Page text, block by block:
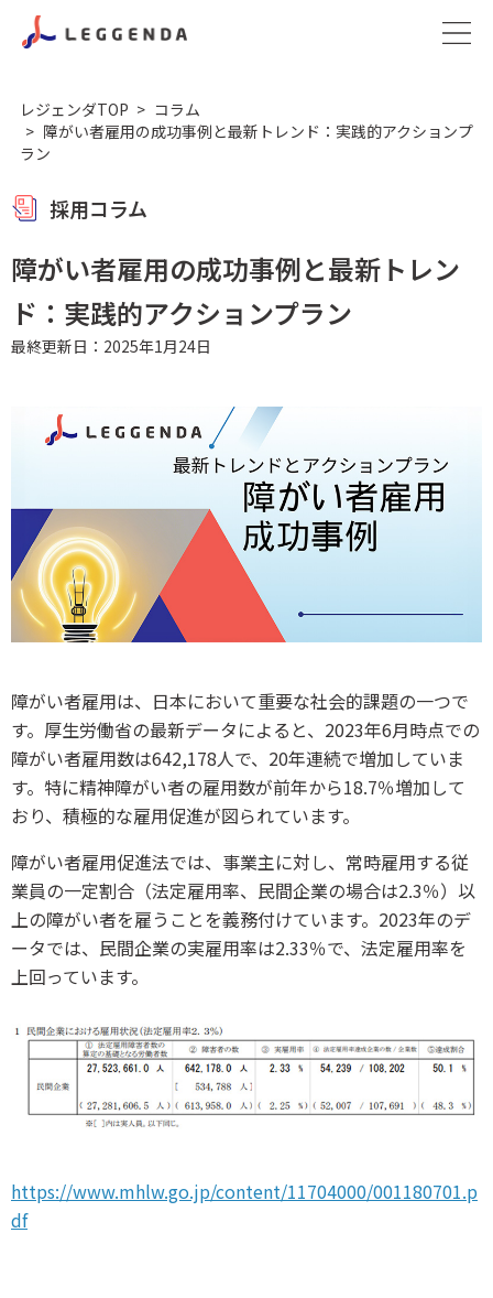
レジェンダTOP
コラム
障がい者雇用の成功事例と最新トレンド：実践的アクションプ
ラン
採用コラム
障がい者雇用の成功事例と最新トレン
ド：実践的アクションプラン
最終更新日：2025年1月24日
障がい者雇用は、日本において重要な社会的課題の一つで
す。厚生労働省の最新データによると、2023年6月時点での
障がい者雇用数は642,178人で、20年連続で増加していま
す。特に精神障がい者の雇用数が前年から18.7％増加して
おり、積極的な雇用促進が図られています。
障がい者雇用促進法では、事業主に対し、常時雇用する従
業員の一定割合（法定雇用率、民間企業の場合は2.3％）以
上の障がい者を雇うことを義務付けています。2023年のデ
ータでは、民間企業の実雇用率は2.33％で、法定雇用率を
上回っています。
https://www.mhlw.go.jp/content/11704000/001180701.p
df